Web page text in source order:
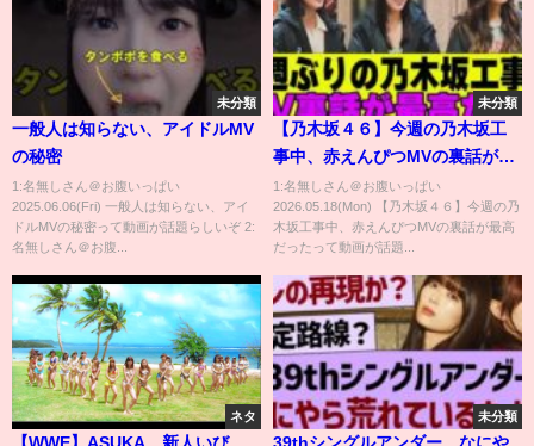
未分類
一般人は知らない、アイドルMV
の秘密
1:名無しさん＠お腹いっぱい
2025.06.06(Fri) 一般人は知らない、アイ
ドルMVの秘密って動画が話題らしいぞ 2:
名無しさん＠お腹...
未分類
【乃木坂４６】今週の乃木坂工
事中、赤えんぴつMVの裏話が最
高だった
1:名無しさん＠お腹いっぱい
2026.05.18(Mon) 【乃木坂４６】今週の乃
木坂工事中、赤えんぴつMVの裏話が最高
だったって動画が話題...
ネタ
【WWE】ASUKA、新人いび
未分類
39thシングルアンダー、なにや